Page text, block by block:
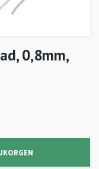
0,8mm,